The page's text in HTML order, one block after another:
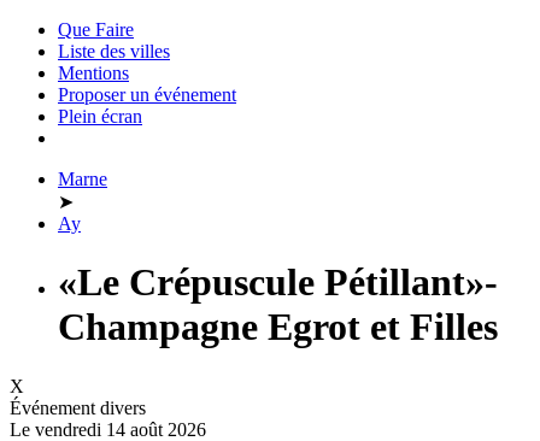
Que Faire
Liste des villes
Mentions
Proposer un événement
Plein écran
Marne
➤
Ay
«Le Crépuscule Pétillant»-
Champagne Egrot et Filles
X
Événement divers
Le vendredi 14 août 2026